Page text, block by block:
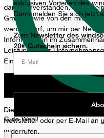
damit einverstanden, dass
GmbH sowie von den mit der
werden darf, um mir per
Informationen im
Leistungen der
Einladungen, Aktionen,
Diese Einwilligung kann ich
Newsletter oder per E-Mail an
widerrufen.
Gute Wahl!
E-Mail
Zum Newsletter des
20€ Gutschein sichern.
exklusiven Vorteilen des
Dann melden Sie sich jetzt